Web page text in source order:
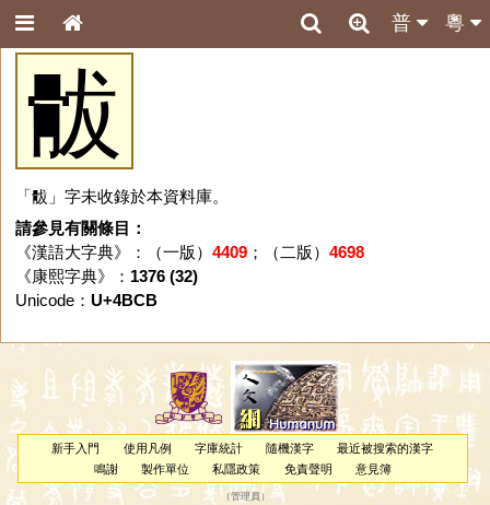
粵
普
䯋
「䯋」字未收錄於本資料庫。
請參見有關條目：
《漢語大字典》：（一版） 4409；（二版） 4698
《康熙字典》： 1376 (32)
Unicode： U+4BCB
新手入門 使用凡例 字庫統計 隨機漢字
最近被搜索的漢字
鳴謝
製作單位 私隱政策 免責聲明 意見簿
（管理員 ）